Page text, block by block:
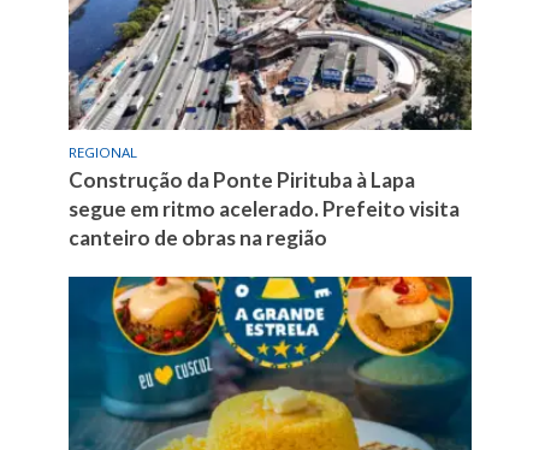
REGIONAL
Construção da Ponte Pirituba à Lapa
segue em ritmo acelerado. Prefeito visita
canteiro de obras na região